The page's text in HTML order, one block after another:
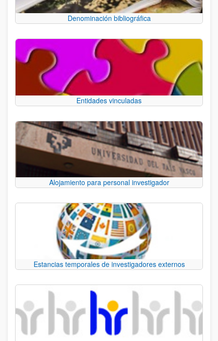
Denominación bibliográfica
Entidades vinculadas
Alojamiento para personal investigador
Estancias temporales de investigadores externos